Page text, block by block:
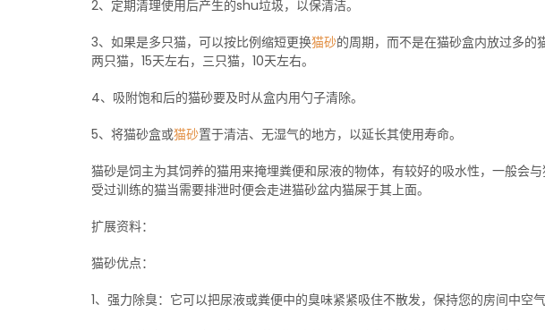
2、定期清理使用后产生的shu垃圾，以保清洁。
3、如果是多只猫，可以按比例缩短更换猫砂的周期，而不是在猫砂盒内放过多的
两只猫，15天左右，三只猫，10天左右。
4、吸附饱和后的猫砂要及时从盒内用勺子清除。
5、将猫砂盒或猫砂置于清洁、无湿气的地方，以延长其使用寿命。
猫砂是饲主为其饲养的猫用来掩埋粪便和尿液的物体，有较好的吸水性，一般会
受过训练的猫当需要排泄时便会走进猫砂盆内猫屎于其上面。
扩展资料：
猫砂优点：
1、强力除臭：它可以把尿液或粪便中的臭味紧紧吸住不散发，保持您的房间中空气